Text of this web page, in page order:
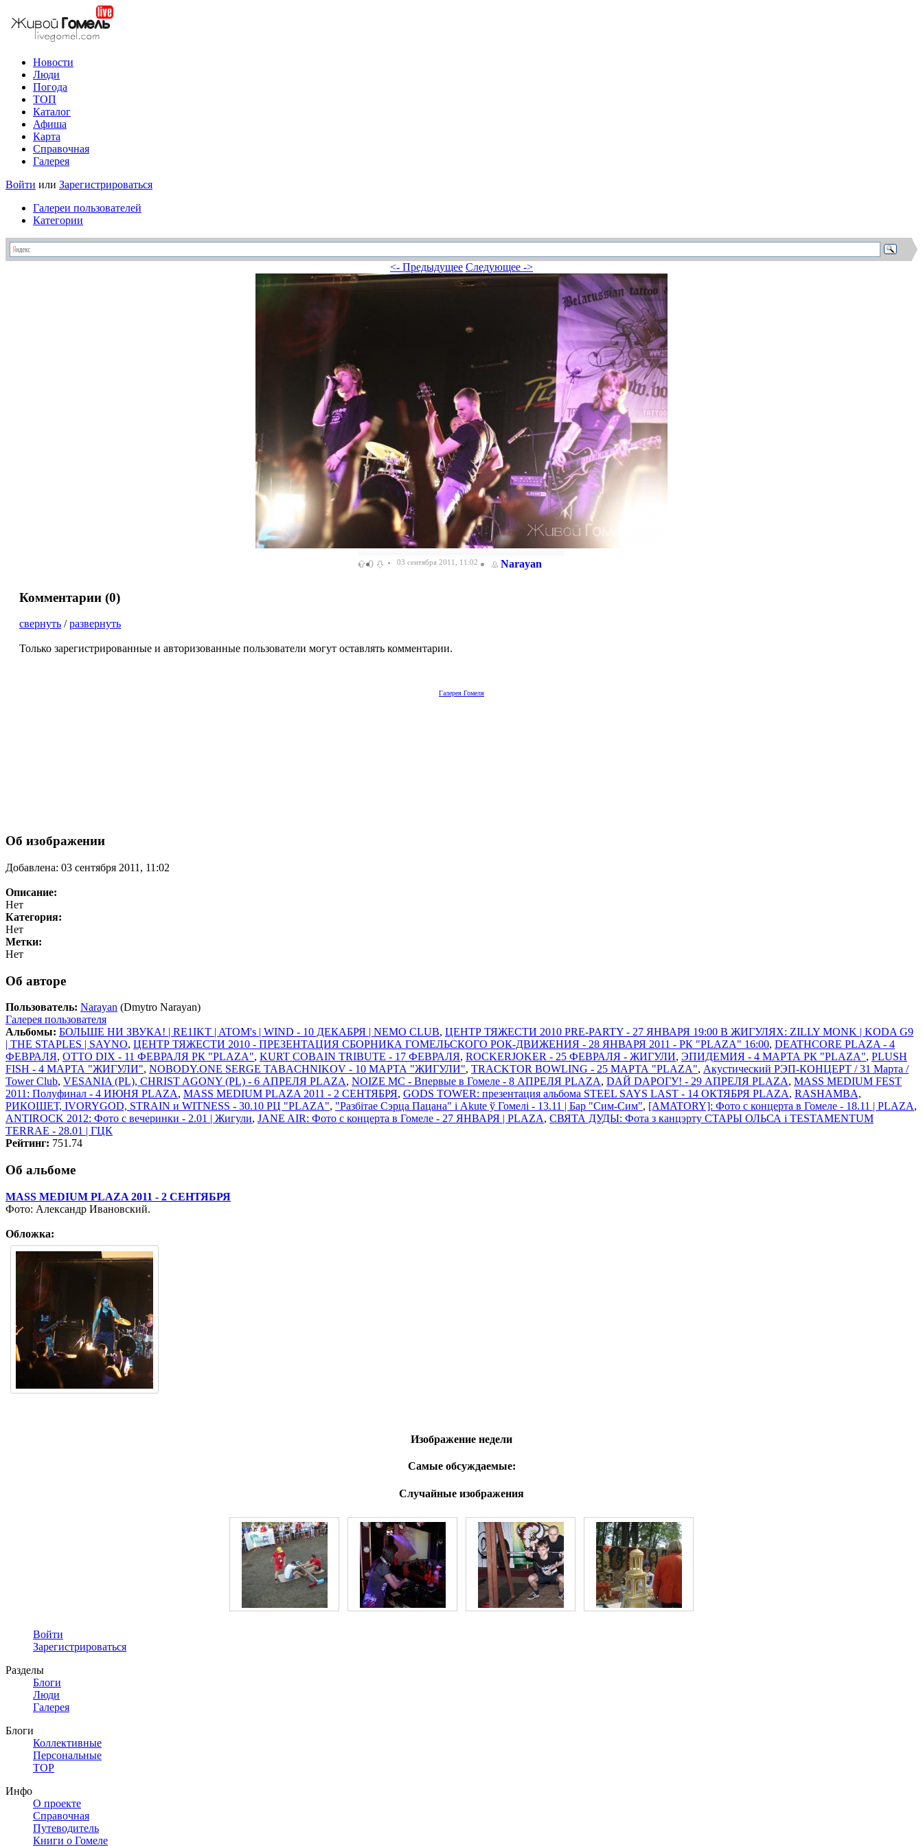
Новости
Люди
Погода
ТОП
Каталог
Афиша
Карта
Справочная
Галерея
Войти или Зарегистрироваться
Галереи пользователей
Категории
<- Предыдущее Следующее ->
0 03 сентября 2011, 11:02 Narayan
Комментарии (0)
свернуть /развернуть
Только зарегистрированные и авторизованные пользователи могут оставлять комментарии.
Галерея Гомеля
Об изображении
Добавлена: 03 сентября 2011, 11:02
Описание:
Нет
Категория:
Нет
Метки:
Нет
Об авторе
Пользователь: Narayan (Dmytro Narayan)
Галерея пользователя
Альбомы: БОЛЬШЕ НИ ЗВУКА! | RE1IKT | ATOM's | WIND - 10 ДЕКАБРЯ | NEMO CLUB, ЦЕНТР ТЯЖЕСТИ 2010 PRE-PARTY - 27 ЯНВАРЯ 19:00 В ЖИГУЛЯХ: ZILLY MONK | KODA G9
| THE STAPLES | SAYNO, ЦЕНТР ТЯЖЕСТИ 2010 - ПРЕЗЕНТАЦИЯ СБОРНИКА ГОМЕЛЬСКОГО РОК-ДВИЖЕНИЯ - 28 ЯНВАРЯ 2011 - РК "PLAZA" 16:00, DEATHCORE PLAZA - 4
ФЕВРАЛЯ, OTTO DIX - 11 ФЕВРАЛЯ РК "PLAZA", KURT COBAIN TRIBUTE - 17 ФЕВРАЛЯ, ROCKERJOKER - 25 ФЕВРАЛЯ - ЖИГУЛИ, ЭПИДЕМИЯ - 4 МАРТА РК "PLAZA", PLUSH
FISH - 4 МАРТА "ЖИГУЛИ", NOBODY.ONE SERGE TABACHNIKOV - 10 МАРТА "ЖИГУЛИ", TRACKTOR BOWLING - 25 МАРТА "PLAZA", Акустический РЭП-КОНЦЕРТ / 31 Марта /
Tower Club, VESANIA (PL), CHRIST AGONY (PL) - 6 АПРЕЛЯ PLAZA, NOIZE MC - Впервые в Гомеле - 8 АПРЕЛЯ PLAZA, DАЙ DАРОГУ! - 29 АПРЕЛЯ PLAZA, MASS MEDIUM FEST
2011: Полуфинал - 4 ИЮНЯ PLAZA, MASS MEDIUM PLAZA 2011 - 2 СЕНТЯБРЯ, GODS TOWER: презентация альбома STEEL SAYS LAST - 14 ОКТЯБРЯ PLAZA, RASHAMBA,
РИКОШЕТ, IVORYGOD, STRAIN и WITNESS - 30.10 РЦ "PLAZA", "Разбітае Сэрца Пацана" і Akute ў Гомелi - 13.11 | Бар "Сим-Сим", [AMATORY]: Фото с концерта в Гомеле - 18.11 | PLAZA,
ANTIROCK 2012: Фото с вечеринки - 2.01 | Жигули, JANE AIR: Фото с концерта в Гомеле - 27 ЯНВАРЯ | PLAZA, СВЯТА ДУДЫ: Фота з канцэрту СТАРЫ ОЛЬСА i TESTAMENTUM
TERRAE - 28.01 | ГЦК
Рейтинг: 751.74
Об альбоме
MASS MEDIUM PLAZA 2011 - 2 СЕНТЯБРЯ
Фото: Александр Ивановский.
Обложка:
Изображение недели
Самые обсуждаемые:
Случайные изображения
Войти
Зарегистрироваться
Разделы
Блоги
Люди
Галерея
Блоги
Коллективные
Персональные
TOP
Инфо
О проекте
Справочная
Путеводитель
Книги о Гомеле